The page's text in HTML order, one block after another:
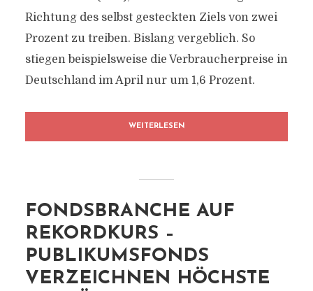
Richtung des selbst gesteckten Ziels von zwei
Prozent zu treiben. Bislang vergeblich. So
stiegen beispielsweise die Verbraucherpreise in
Deutschland im April nur um 1,6 Prozent.
WEITERLESEN
FONDSBRANCHE AUF
REKORDKURS –
PUBLIKUMSFONDS
VERZEICHNEN HÖCHSTE